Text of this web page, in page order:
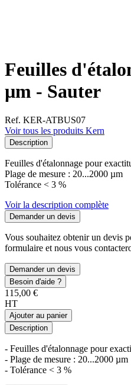
Feuilles
µm - Sauter
Ref. KER-ATBUS07
Voir tous les produits Kern
Description
Feuilles d'étalonnage pour
Plage de mesure : 20...2000 µm
Tolérance < 3 %
Voir la description complète
Demander un devis
Vous souhaitez obtenir un devis
formulaire et nous vous
Demander un devis
Besoin d'aide ?
115,00 €
HT
Ajouter au panier
Description
- Feuilles d'étalonnage pour
- Plage de mesure : 20...2000 µm
- Tolérance < 3 %